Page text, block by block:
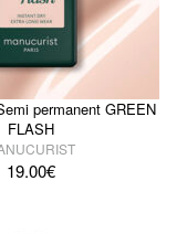
permanent GREEN
FLASH
19.00€